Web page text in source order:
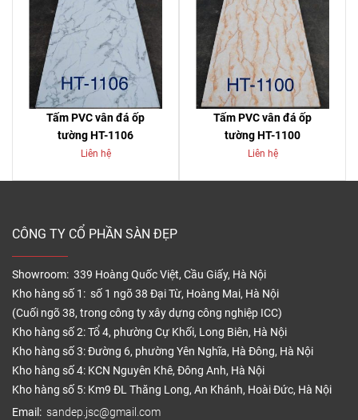
Tấm PVC vân đá ốp
tường HT-1106
Liên hệ
Tấm PVC vân đá ốp
tường HT-1100
Liên hệ
CÔNG TY CỔ PHẦN SÀN ĐẸP
Showroom: 339 Hoàng Quốc Việt, Cầu Giấy, Hà Nội
Kho hàng số 1: số 1 ngõ 38 Đại Từ, Hoàng Mai, Hà Nội
(Cuối ngõ 38, trong công ty xây dựng công nghiệp ICC)
Kho hàng số 2: Tổ 4, phường Cự Khối, Long Biên, Hà Nội
Kho hàng số 3: Đường 6, phường Yên Nghĩa, Hà Đông, Hà Nội
Kho hàng số 4: KCN Nguyên Khê, Đông Anh, Hà Nội
Kho hàng số 5: Km9 ĐL Thăng Long, An Khánh, Hoài Đức, Hà Nội
Email: sandep.jsc@gmail.com